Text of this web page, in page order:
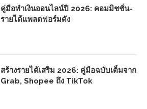
คู่มือทำเงินออนไลน์ปี 2026: คอมมิชชั่น-
รายได้แพลตฟอร์มดัง
สร้างรายได้เสริม 2026: คู่มือฉบับเต็มจาก
Grab, Shopee ถึง TikTok